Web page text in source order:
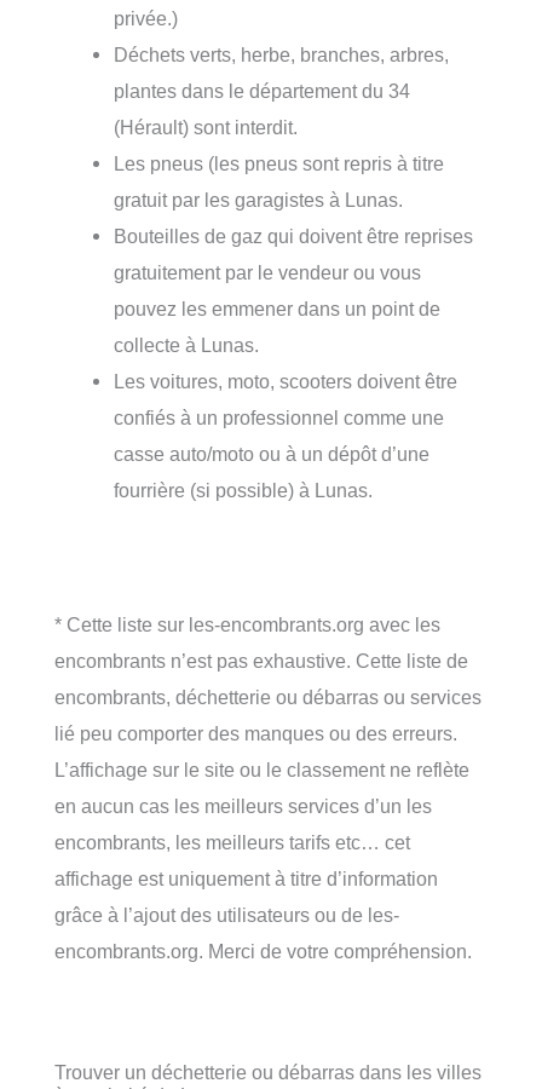
privée.)
Déchets verts, herbe, branches, arbres,
plantes dans le département du 34
(Hérault) sont interdit.
Les pneus (les pneus sont repris à titre
gratuit par les garagistes à Lunas.
Bouteilles de gaz qui doivent être reprises
gratuitement par le vendeur ou vous
pouvez les emmener dans un point de
collecte à Lunas.
Les voitures, moto, scooters doivent être
confiés à un professionnel comme une
casse auto/moto ou à un dépôt d’une
fourrière (si possible) à Lunas.
* Cette liste sur les-encombrants.org avec les
encombrants n’est pas exhaustive. Cette liste de
encombrants, déchetterie ou débarras ou services
lié peu comporter des manques ou des erreurs.
L’affichage sur le site ou le classement ne reflète
en aucun cas les meilleurs services d’un les
encombrants, les meilleurs tarifs etc… cet
affichage est uniquement à titre d’information
grâce à l’ajout des utilisateurs ou de les-
encombrants.org. Merci de votre compréhension.
Trouver un déchetterie ou débarras dans les villes